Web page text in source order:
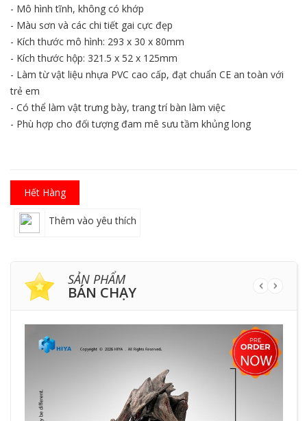
- Mô hình tĩnh, không có khớp
- Màu sơn và các chi tiết gai cực đẹp
- Kích thước mô hình: 293 x 30 x 80mm
- Kích thước hộp: 321.5 x 52 x 125mm
- Làm từ vật liệu nhựa PVC cao cấp, đạt chuẩn CE an toàn với
trẻ em
- Có thể làm vật trưng bày, trang trí bàn làm việc
- Phù hợp cho đối tượng đam mê sưu tầm khủng long
Hết Hàng
Thêm vào yêu thích
SẢN PHẨM
BÁN CHẠY